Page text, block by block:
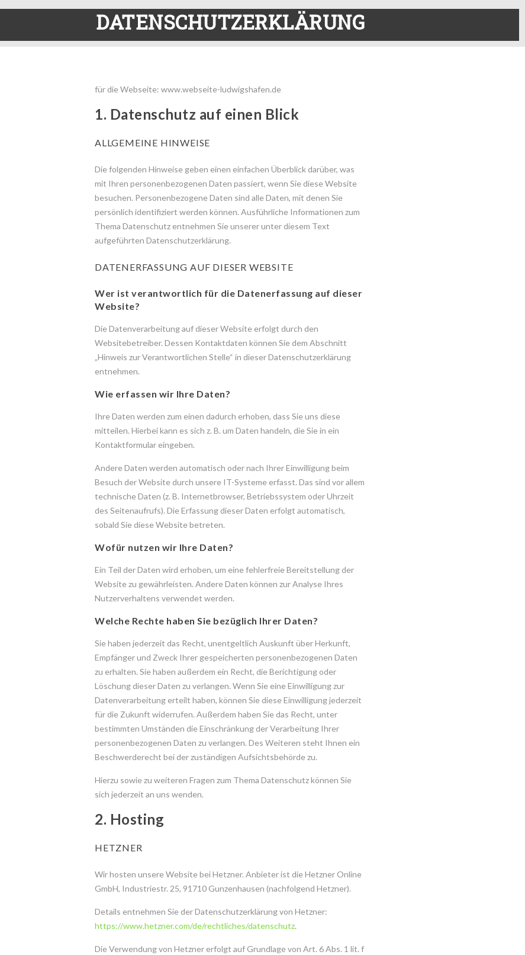
DATENSCHUTZERKLÄRUNG
für die Webseite: www.webseite-ludwigshafen.de
1. Datenschutz auf einen Blick
ALLGEMEINE HINWEISE
Die folgenden Hinweise geben einen einfachen Überblick darüber, was
mit Ihren personenbezogenen Daten passiert, wenn Sie diese Website
besuchen. Personenbezogene Daten sind alle Daten, mit denen Sie
persönlich identifiziert werden können. Ausführliche Informationen zum
Thema Datenschutz entnehmen Sie unserer unter diesem Text
aufgeführten Datenschutzerklärung.
DATENERFASSUNG AUF DIESER WEBSITE
Wer ist verantwortlich für die Datenerfassung auf dieser
Website?
Die Datenverarbeitung auf dieser Website erfolgt durch den
Websitebetreiber. Dessen Kontaktdaten können Sie dem Abschnitt
„Hinweis zur Verantwortlichen Stelle“ in dieser Datenschutzerklärung
entnehmen.
Wie erfassen wir Ihre Daten?
Ihre Daten werden zum einen dadurch erhoben, dass Sie uns diese
mitteilen. Hierbei kann es sich z. B. um Daten handeln, die Sie in ein
Kontaktformular eingeben.
Andere Daten werden automatisch oder nach Ihrer Einwilligung beim
Besuch der Website durch unsere IT-Systeme erfasst. Das sind vor allem
technische Daten (z. B. Internetbrowser, Betriebssystem oder Uhrzeit
des Seitenaufrufs). Die Erfassung dieser Daten erfolgt automatisch,
sobald Sie diese Website betreten.
Wofür nutzen wir Ihre Daten?
Ein Teil der Daten wird erhoben, um eine fehlerfreie Bereitstellung der
Website zu gewährleisten. Andere Daten können zur Analyse Ihres
Nutzerverhaltens verwendet werden.
Welche Rechte haben Sie bezüglich Ihrer Daten?
Sie haben jederzeit das Recht, unentgeltlich Auskunft über Herkunft,
Empfänger und Zweck Ihrer gespeicherten personenbezogenen Daten
zu erhalten. Sie haben außerdem ein Recht, die Berichtigung oder
Löschung dieser Daten zu verlangen. Wenn Sie eine Einwilligung zur
Datenverarbeitung erteilt haben, können Sie diese Einwilligung jederzeit
für die Zukunft widerrufen. Außerdem haben Sie das Recht, unter
bestimmten Umständen die Einschränkung der Verarbeitung Ihrer
personenbezogenen Daten zu verlangen. Des Weiteren steht Ihnen ein
Beschwerderecht bei der zuständigen Aufsichtsbehörde zu.
Hierzu sowie zu weiteren Fragen zum Thema Datenschutz können Sie
sich jederzeit an uns wenden.
2. Hosting
HETZNER
Wir hosten unsere Website bei Hetzner. Anbieter ist die Hetzner Online
GmbH, Industriestr. 25, 91710 Gunzenhausen (nachfolgend Hetzner).
Details entnehmen Sie der Datenschutzerklärung von Hetzner:
https://www.hetzner.com/de/rechtliches/datenschutz.
Die Verwendung von Hetzner erfolgt auf Grundlage von Art. 6 Abs. 1 lit. f